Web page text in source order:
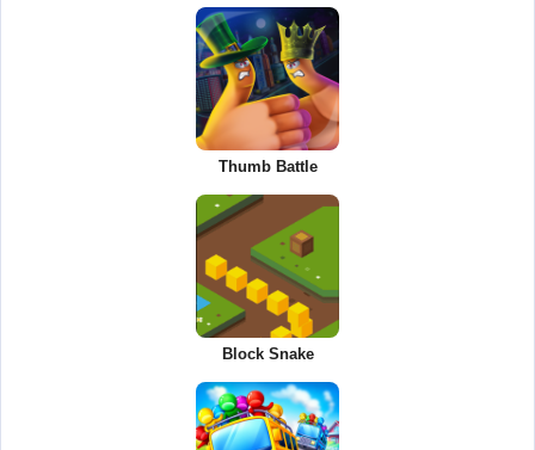
Thumb Battle
Block Snake